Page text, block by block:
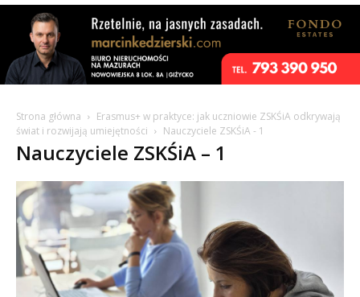
Strona główna
Erasmus+ w praktyce: jak uczniowie ZSKŚiA odkrywają
świat i rozwijają umiejętności
Nauczyciele ZSKŚiA - 1
Nauczyciele ZSKŚiA – 1